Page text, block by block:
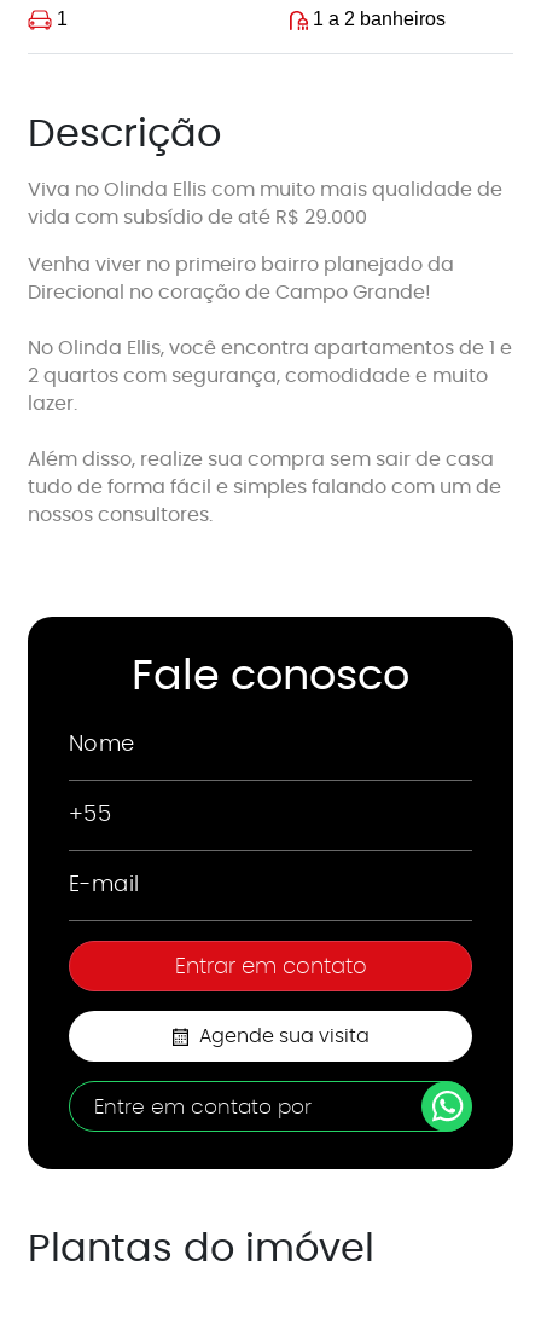
1 1 a 2 banheiros
Descrição
Viva no Olinda Ellis com muito mais qualidade de
vida com subsídio de até R$ 29.000
Venha viver no primeiro bairro planejado da
Direcional no coração de Campo Grande!
No Olinda Ellis, você encontra apartamentos de 1 e
2 quartos com segurança, comodidade e muito
lazer.
Além disso, realize sua compra sem sair de casa
tudo de forma fácil e simples falando com um de
nossos consultores.
Fale conosco
Agende sua visita
Entre em contato por
Plantas do imóvel